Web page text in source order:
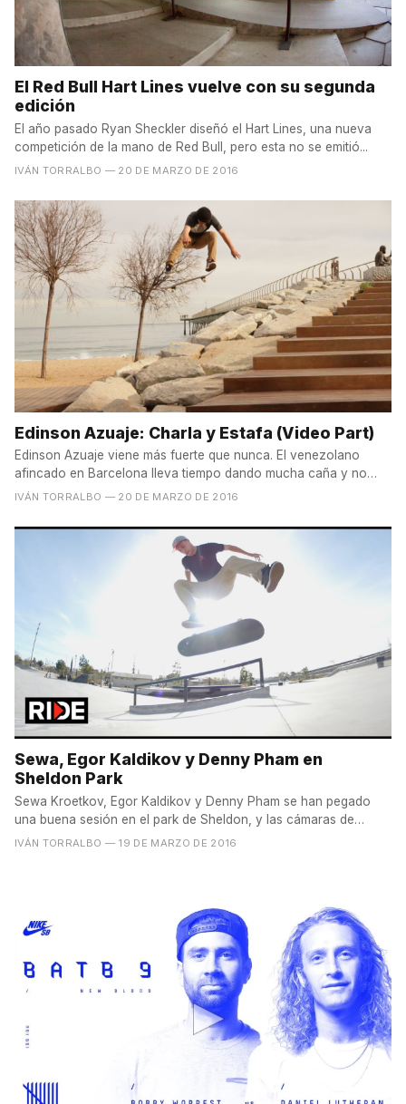
El Red Bull Hart Lines vuelve con su segunda
edición
El año pasado Ryan Sheckler diseñó el Hart Lines, una nueva
competición de la mano de Red Bull, pero esta no se emitió...
IVÁN TORRALBO — 20 DE MARZO DE 2016
Edinson Azuaje: Charla y Estafa (Video Part)
Edinson Azuaje viene más fuerte que nunca. El venezolano
afincado en Barcelona lleva tiempo dando mucha caña y no
tiene...
IVÁN TORRALBO — 20 DE MARZO DE 2016
Sewa, Egor Kaldikov y Denny Pham en
Sheldon Park
Sewa Kroetkov, Egor Kaldikov y Denny Pham se han pegado
una buena sesión en el park de Sheldon, y las cámaras de
RIDE...
IVÁN TORRALBO — 19 DE MARZO DE 2016